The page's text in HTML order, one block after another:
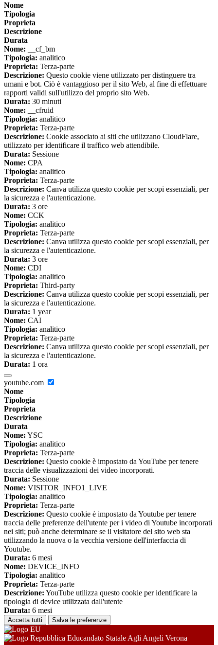
Nome
Tipologia
Proprieta
Descrizione
Durata
Nome: __cf_bm
Tipologia: analitico
Proprieta: Terza-parte
Descrizione: Questo cookie viene utilizzato per distinguere tra
umani e bot. Ciò è vantaggioso per il sito Web, al fine di effettuare
rapporti validi sull'utilizzo del proprio sito Web.
Durata: 30 minuti
Nome: __cfruid
Tipologia: analitico
Proprieta: Terza-parte
Descrizione: Cookie associato ai siti che utilizzano CloudFlare,
utilizzato per identificare il traffico web attendibile.
Durata: Sessione
Nome: CPA
Tipologia: analitico
Proprieta: Terza-parte
Descrizione: Canva utilizza questo cookie per scopi essenziali, per
la sicurezza e l'autenticazione.
Durata: 3 ore
Nome: CCK
Tipologia: analitico
Proprieta: Terza-parte
Descrizione: Canva utilizza questo cookie per scopi essenziali, per
la sicurezza e l'autenticazione.
Durata: 3 ore
Nome: CDI
Tipologia: analitico
Proprieta: Third-party
Descrizione: Canva utilizza questo cookie per scopi essenziali, per
la sicurezza e l'autenticazione.
Durata: 1 year
Nome: CAI
Tipologia: analitico
Proprieta: Terza-parte
Descrizione: Canva utilizza questo cookie per scopi essenziali, per
la sicurezza e l'autenticazione.
Durata: 1 ora
youtube.com
Nome
Tipologia
Proprieta
Descrizione
Durata
Nome: YSC
Tipologia: analitico
Proprieta: Terza-parte
Descrizione: Questo cookie è impostato da YouTube per tenere
traccia delle visualizzazioni dei video incorporati.
Durata: Sessione
Nome: VISITOR_INFO1_LIVE
Tipologia: analitico
Proprieta: Terza-parte
Descrizione: Questo cookie è impostato da Youtube per tenere
traccia delle preferenze dell'utente per i video di Youtube incorporati
nei siti; può anche determinare se il visitatore del sito web sta
utilizzando la nuova o la vecchia versione dell'interfaccia di
Youtube.
Durata: 6 mesi
Nome: DEVICE_INFO
Tipologia: analitico
Proprieta: Terza-parte
Descrizione: YouTube utilizza questo cookie per identificare la
tipologia di device utilizzata dall'utente
Durata: 6 mesi
Accetta tutti Salva le preferenze
Educandato Statale Agli Angeli Verona